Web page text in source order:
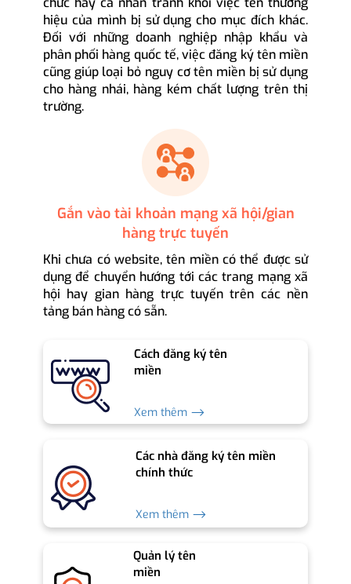
hiệu của mình bị sử dụng cho mục đích khác.
Đối với những doanh nghiệp nhập khẩu và
phân phối hàng quốc tế, việc đăng ký tên miền
cũng giúp loại bỏ nguy cơ tên miền bị sử dụng
cho hàng nhái, hàng kém chất lượng trên thị
trường.
Gắn vào tài khoản mạng xã hội/gian
hàng trực tuyến
Khi chưa có website, tên miền có thể được sử
dụng để chuyển hướng tới các trang mạng xã
hội hay gian hàng trực tuyến trên các nền
tảng bán hàng có sẵn.
Cách đăng ký tên
miền
Xem thêm ⟶
Các nhà đăng ký tên miền
chính thức
Xem thêm ⟶
Quản lý tên
miền